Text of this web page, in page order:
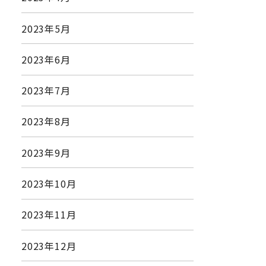
2023年5月
2023年6月
2023年7月
2023年8月
2023年9月
2023年10月
2023年11月
2023年12月